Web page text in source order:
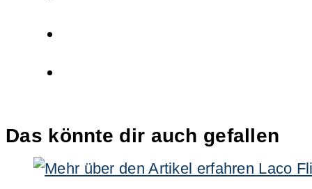
Das könnte dir auch gefallen